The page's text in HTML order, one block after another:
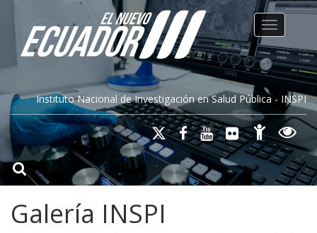
Instituto Nacional de Investigación en Salud Pública - INSPI
Toggle
Galería INSPI